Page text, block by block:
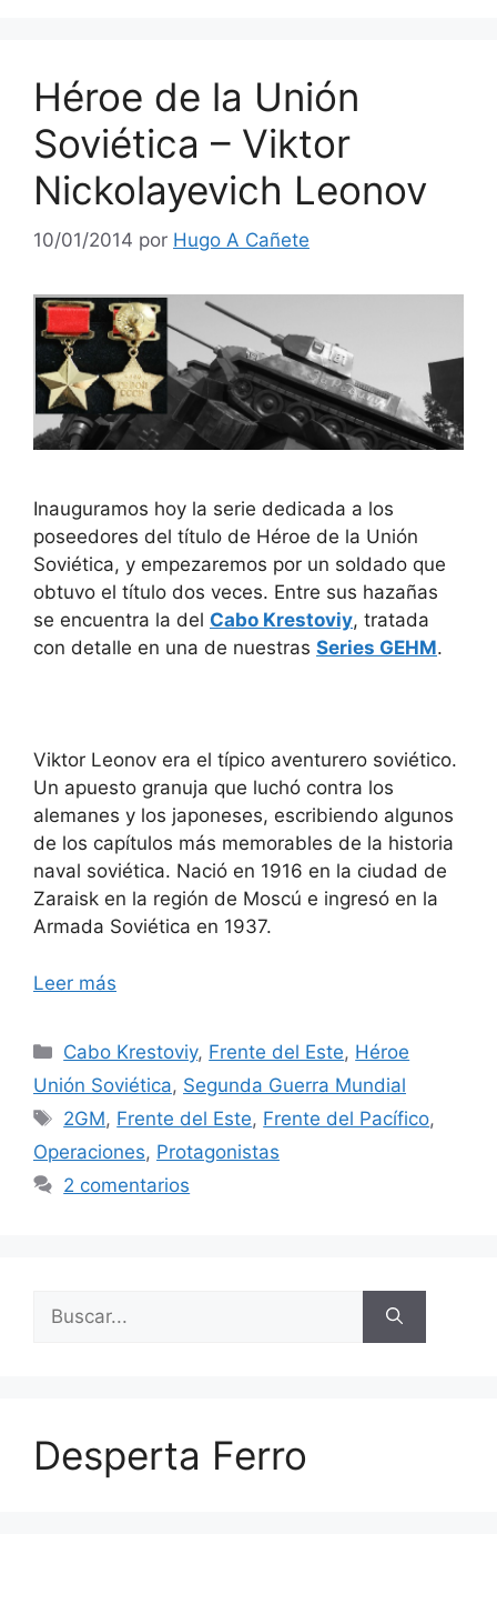
Héroe de la Unión
Soviética – Viktor
Nickolayevich Leonov
10/01/2014 por Hugo A Cañete
Inauguramos hoy la serie dedicada a los
poseedores del título de Héroe de la Unión
Soviética, y empezaremos por un soldado que
obtuvo el título dos veces. Entre sus hazañas
se encuentra la del Cabo Krestoviy, tratada
con detalle en una de nuestras Series GEHM.
Viktor Leonov era el típico aventurero soviético.
Un apuesto granuja que luchó contra los
alemanes y los japoneses, escribiendo algunos
de los capítulos más memorables de la historia
naval soviética. Nació en 1916 en la ciudad de
Zaraisk en la región de Moscú e ingresó en la
Armada Soviética en 1937.
Leer más
Categorías
Cabo Krestoviy, Frente del Este, Héroe
Unión Soviética, Segunda Guerra Mundial
Etiquetas
2GM, Frente del Este, Frente del Pacífico,
Operaciones, Protagonistas
2 comentarios
Desperta Ferro